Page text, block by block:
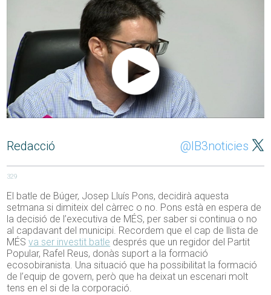
Redacció @IB3noticies
329
El batle de Búger, Josep Lluís Pons, decidirà aquesta
setmana si dimiteix del càrrec o no. Pons està en espera de
la decisió de l’executiva de MÉS, per saber si continua o no
al capdavant del municipi. Recordem que el cap de llista de
MÉSva ser investit batle després que un regidor del Partit
Popular, Rafel Reus, donàs suport a la formació
ecosobiranista. Una situació que ha possibilitat la formació
de l’equip de govern, però que ha deixat un escenari molt
tens en el si de la corporació.